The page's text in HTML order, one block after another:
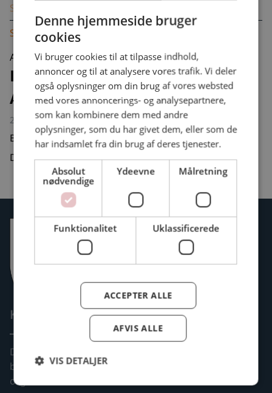
Se arrangement
Se alle arrangementer
Afholdt
Bestyrelsesmøde i Middelfart -
August 2016
27. august 2016, kl. 10:00 - 15:00
Bestyrelsesmøde afholdes Comwell Middelfart
Dagsorden udsendes før mødet
Kontakt
Deltidsansatte
brandfolks faglige
organisation
Denne hjemmeside bruger
cookies
Vi bruger cookies til at tilpasse indhold,
annoncer og til at analysere vores trafik. Vi deler
også oplysninger om din brug af vores websted
med vores annoncerings- og analysepartnere,
som kan kombinere dem med andre
oplysninger, som du har givet dem, eller som de
har indsamlet fra din brug af deres tjenester.
Absolut
nødvendige
Ydeevne Målretning
Funktionalitet Uklassificerede
ACCEPTER ALLE
AFVIS ALLE
VIS DETALJER